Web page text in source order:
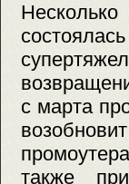
с марта
также